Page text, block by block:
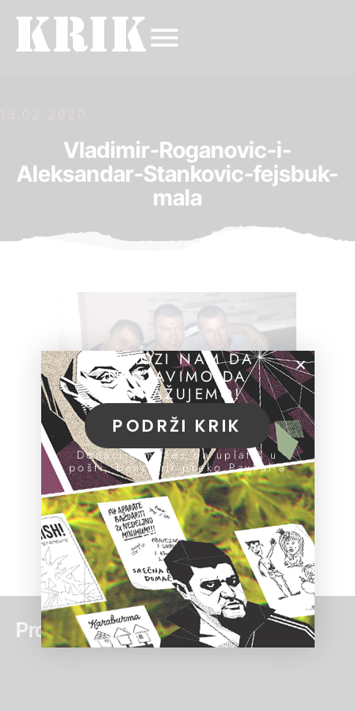
13.02.2020.
Vladimir-Roganovic-i-
Aleksandar-Stankovic-fejsbuk-
mala
Pročitaj još:
POMOZI NAM DA
NASTAVIMO DA
ISTRAŽUJEMO!
PODRŽI KRIK
Donacije možeš da uplatiš u
pošti, banci ili preko PayPal-a